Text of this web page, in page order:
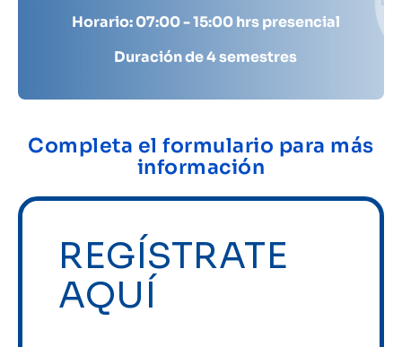
Horario: 07:00 - 15:00 hrs presencial
Duración de 4 semestres
Completa el formulario para más
información
REGÍSTRATE
AQUÍ